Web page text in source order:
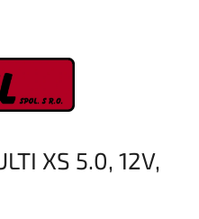
XS 5.0, 12V,